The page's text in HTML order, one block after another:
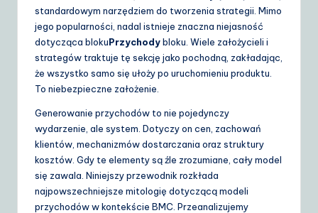
D
ai
G
ui
d
standardowym narzędziem do tworzenia strategii. Mimo
jego popularności, nadal istnieje znaczna niejasność
dotycząca blokuPrzychodybloku. Wiele założycieli i
strategów traktuje tę sekcję jako pochodną, zakładając,
że wszystko samo się ułoży po uruchomieniu produktu.
To niebezpieczne założenie.
Generowanie przychodów to nie pojedynczy
wydarzenie, ale system. Dotyczy on cen, zachowań
klientów, mechanizmów dostarczania oraz struktury
kosztów. Gdy te elementy są źle zrozumiane, cały model
się zawala. Niniejszy przewodnik rozkłada
najpowszechniejsze mitologię dotyczącą modeli
przychodów w kontekście BMC. Przeanalizujemy